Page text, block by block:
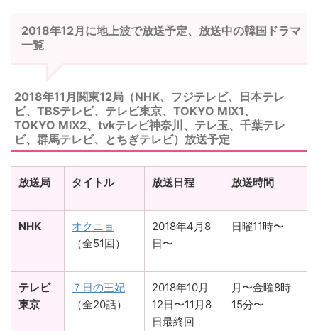
2018年12月に地上波で放送予定、放送中の韓国ドラマ
一覧
2018年11月関東12局（NHK、フジテレビ、日本テレ
ビ、TBSテレビ、テレビ東京、TOKYO MIX1、
TOKYO MIX2、tvkテレビ神奈川、テレ玉、千葉テレ
ビ、群馬テレビ、とちぎテレビ）放送予定
放送局 タイトル 放送日程 放送時間
NHK
オクニョ
（全51回）
2018年4月8
日〜
日曜11時〜
テレビ
東京
７日の王妃
（全20話）
2018年10月
12日〜11月8
日最終回
月〜金曜8時
15分〜